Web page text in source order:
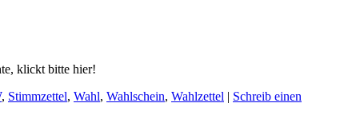
klickt bitte hier!
, Stimmzettel, Wahl, Wahlschein, Wahlzettel | Schreib einen